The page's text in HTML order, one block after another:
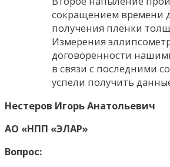
сокращением времени
получения пленки
Измерения
договоренности
в связи с последними
успели получить
Нестеров Игорь Анатольевич
АО «НПП «ЭЛАР»
Вопрос: